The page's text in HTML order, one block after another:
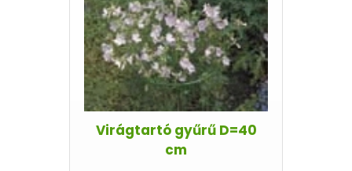
Virágtartó gyűrű D=40
cm